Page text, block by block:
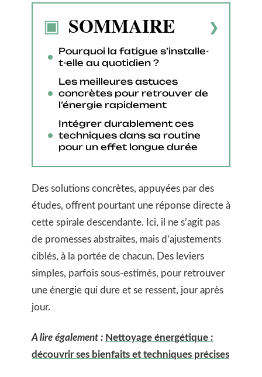
SOMMAIRE
Pourquoi la fatigue s’installe-
t-elle au quotidien ?
Les meilleures astuces
concrètes pour retrouver de
l’énergie rapidement
Intégrer durablement ces
techniques dans sa routine
pour un effet longue durée
Des solutions concrètes, appuyées par des
études, offrent pourtant une réponse directe à
cette spirale descendante. Ici, il ne s’agit pas
de promesses abstraites, mais d’ajustements
ciblés, à la portée de chacun. Des leviers
simples, parfois sous-estimés, pour retrouver
une énergie qui dure et se ressent, jour après
jour.
A lire également : Nettoyage énergétique :
découvrir ses bienfaits et techniques précises